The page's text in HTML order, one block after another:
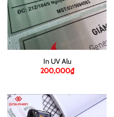
In UV Alu
200,000₫